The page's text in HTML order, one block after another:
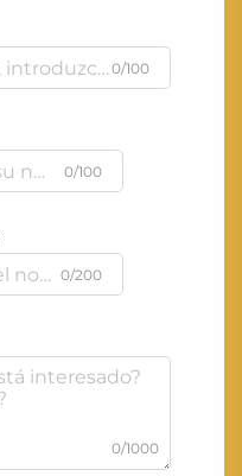
0/100
0/100
0/200
0/1000